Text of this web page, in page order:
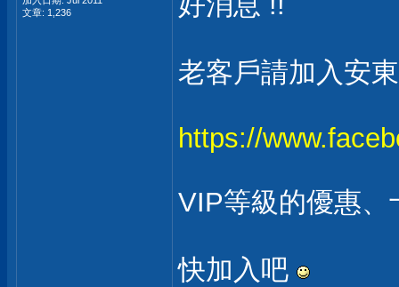
文章: 1,236
老客戶請加入安
https://
VIP等級的優惠、
快加入吧